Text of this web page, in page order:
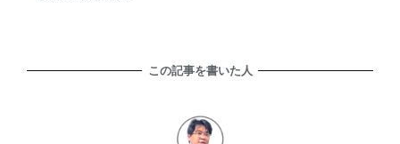
この記事を書いた人